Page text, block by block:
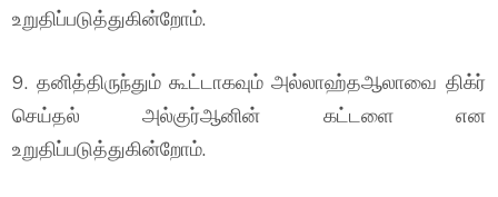
உறுதிப்படுத்துகின்றோம்.
9. தனித்திருந்தும் கூட்டாகவும் அல்லாஹ்தஆலாவை திக்ர்
செய்தல் அல்குர்ஆனின் கட்டளை என
உறுதிப்படுத்துகின்றோம்.